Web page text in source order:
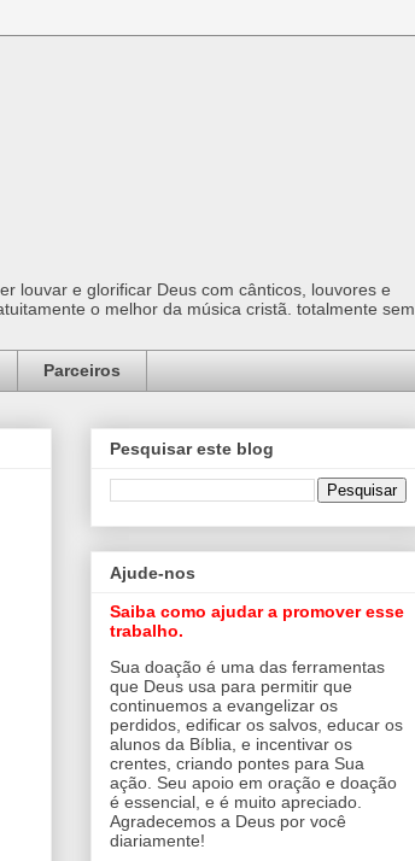
louvar e glorificar Deus com cânticos, louvores e
o melhor da música cristã. totalmente sem
Parceiros
Pesquisar este blog
Ajude-nos
Saiba como ajudar a promover esse
trabalho.
Sua doação é uma das ferramentas
que Deus usa para permitir que
continuemos a evangelizar os
perdidos, edificar os salvos, educar os
alunos da Bíblia, e incentivar os
crentes, criando pontes para Sua
ação. Seu apoio em oração e doação
é essencial, e é muito apreciado.
Agradecemos a Deus por você
diariamente!